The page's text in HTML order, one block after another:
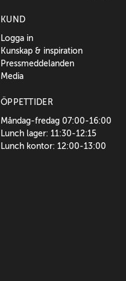
KUND
Logga in
Kunskap & inspiration
Pressmeddelanden
Media
ÖPPETTIDER
Måndag-fredag 07:00-16:00
Lunch lager: 11:30-12:15
Lunch kontor: 12:00-13:00